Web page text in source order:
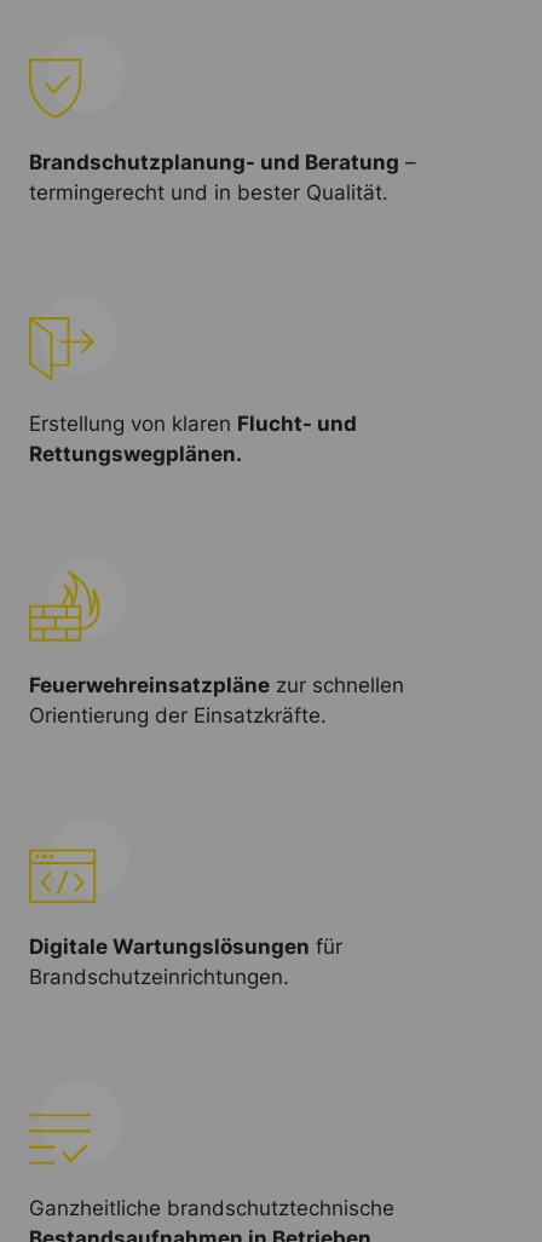
Brandschutzplanung- und Beratung –
termingerecht und in bester Qualität.
Erstellung von klaren Flucht- und
Rettungswegplänen.
Feuerwehreinsatzpläne zur schnellen
Orientierung der Einsatzkräfte.
Digitale Wartungslösungen für
Brandschutzeinrichtungen.
Ganzheitliche brandschutztechnische